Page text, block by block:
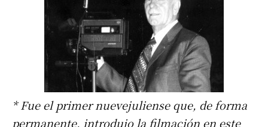
* Fue el primer nuevejuliense que, de forma
permanente, introdujo la filmación en este